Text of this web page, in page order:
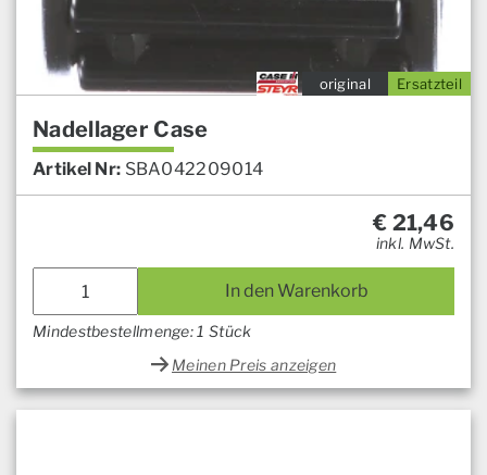
Ersatzteil
original
Nadellager Case
Artikel Nr: SBA042209014
€ 21,46
inkl. MwSt.
In den Warenkorb
Mindestbestellmenge: 1 Stück
Meinen Preis anzeigen